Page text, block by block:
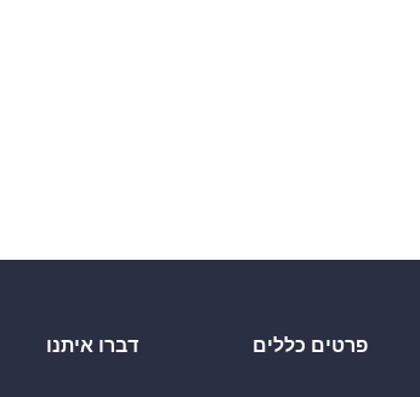
פרטים כללים דברו איתנו